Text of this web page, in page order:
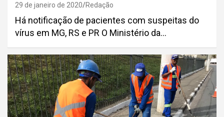
29 de janeiro de 2020 Redação
Há notificação de pacientes com suspeitas do
vírus em MG, RS e PR O Ministério da…